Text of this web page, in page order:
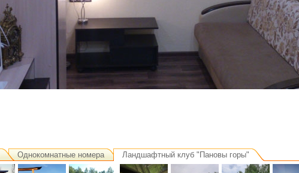
Однокомнатные номера Ландшафтный клуб "Пановы горы"